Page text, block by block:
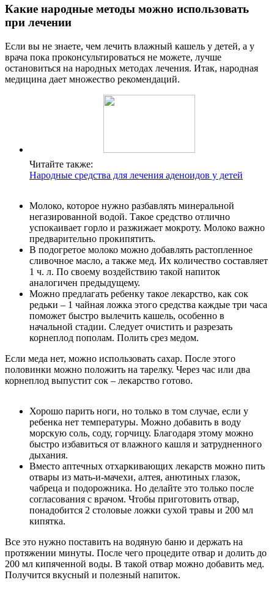
Какие народные методы можно использовать
при лечении
Если вы не знаете, чем лечить влажный кашель у детей, а у
врача пока проконсультироваться не можете, лучше
остановиться на народных методах лечения. Итак, народная
медицина дает множество рекомендаций.
Читайте также:
Народные средства для лечения аденоидов у детей
Молоко, которое нужно разбавлять минеральной
негазированной водой. Такое средство отлично
успокаивает горло и разжижает мокроту. Молоко важно
предварительно прокипятить.
В подогретое молоко можно добавлять растопленное
сливочное масло, а также мед. Их количество составляет
1 ч. л. По своему воздействию такой напиток
аналогичен предыдущему.
Можно предлагать ребенку такое лекарство, как сок
редьки – 1 чайная ложка этого средства каждые три часа
поможет быстро вылечить кашель, особенно в
начальной стадии. Следует очистить и разрезать
корнеплод пополам. Полить срез медом.
Если меда нет, можно использовать сахар. После этого
половинки можно положить на тарелку. Через час или два
корнеплод выпустит сок – лекарство готово.
Хорошо парить ноги, но только в том случае, если у
ребенка нет температуры. Можно добавить в воду
морскую соль, соду, горчицу. Благодаря этому можно
быстро избавиться от влажного кашля и затрудненного
дыхания.
Вместо аптечных отхаркивающих лекарств можно пить
отвары из мать-и-мачехи, алтея, анютиных глазок,
чабреца и подорожника. Но делайте это только после
согласования с врачом. Чтобы приготовить отвар,
понадобится 2 столовые ложки сухой травы и 200 мл
кипятка.
Все это нужно поставить на водяную баню и держать на
протяжении минуты. После чего процедите отвар и долить до
200 мл кипяченной воды. В такой отвар можно добавить мед.
Получится вкусный и полезный напиток.